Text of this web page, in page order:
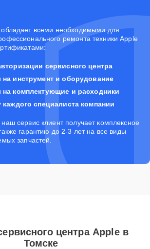
всеми необходимыми для
ремонта техники Apple
сервисного центра
инструмент и оборудование
комплектующие и расходники
специалиста компании
сервис клиент получает комплексное
гарантию до 2-3 лет на все виды
запчастей.
центра Apple в
Томске